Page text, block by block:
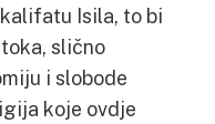
Isila, to bi
slično
i slobode
koje ovdje